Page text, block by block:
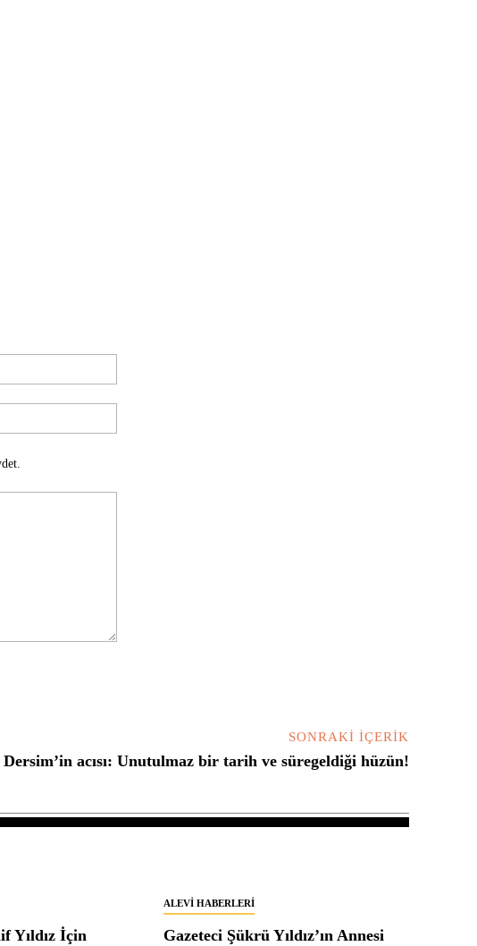
Posta:*
SONRAKI İÇERIK
Dersim’in acısı: Unutulmaz bir tarih ve süregeldiği hüzün!
Yıldız İçin
ALEVI HABERLERI
Gazeteci Şükrü Yıldız’ın Annesi